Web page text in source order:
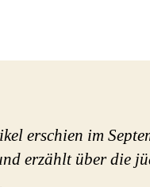
erschien im
erzählt über die